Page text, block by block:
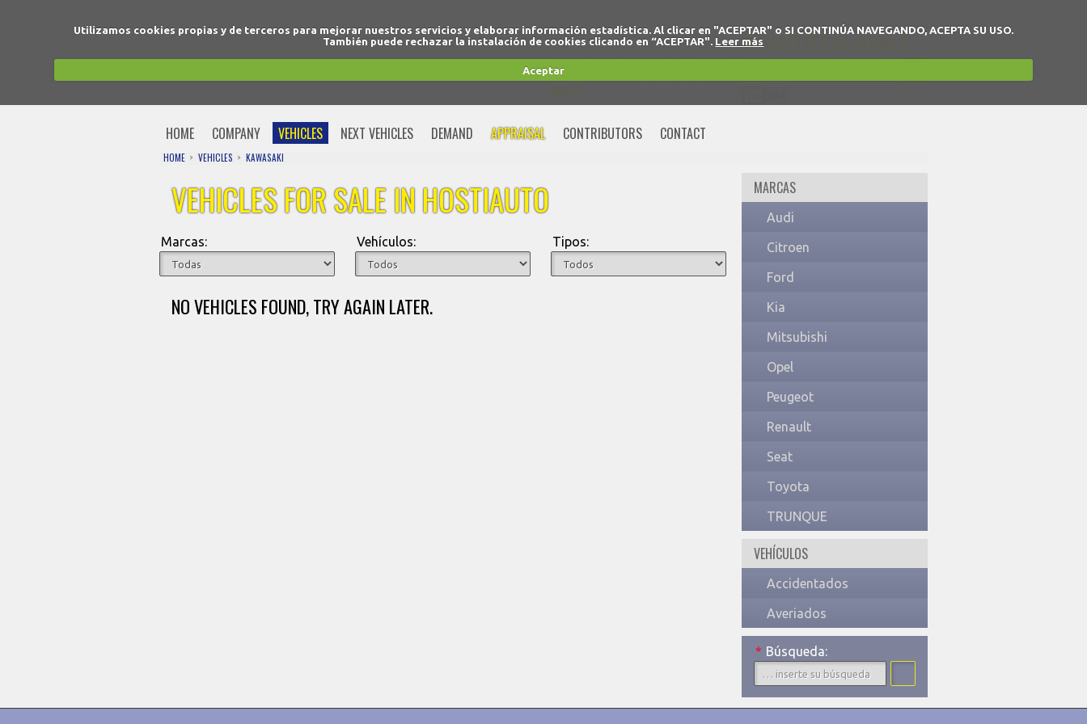
Utilizamos cookies propias y de terceros para mejorar nuestros servicios y elaborar información estadística. Al clicar en "ACEPTAR" o SI CONTINÚA NAVEGANDO, ACEPTA SU USO.
También puede rechazar la instalación de cookies clicando en “ACEPTAR". Leer más
Aceptar+34 91 691 77 32 NEWSLETTER OF VEHICLE
HOME COMPANY VEHICLES NEXT VEHICLES DEMAND APPRAISAL CONTRIBUTORS CONTACT
HOME VEHICLES KAWASAKI
MARCAS
Audi
Citroen
Ford
Kia
Mitsubishi
Opel
Peugeot
Renault
Seat
Toyota
TRUNQUE
VEHÍCULOS
Accidentados
Averiados
Búsqueda:
*
VEHICLES FOR SALE IN HOSTIAUTO
Marcas: Vehículos: Tipos:
NO VEHICLES FOUND, TRY AGAIN LATER.